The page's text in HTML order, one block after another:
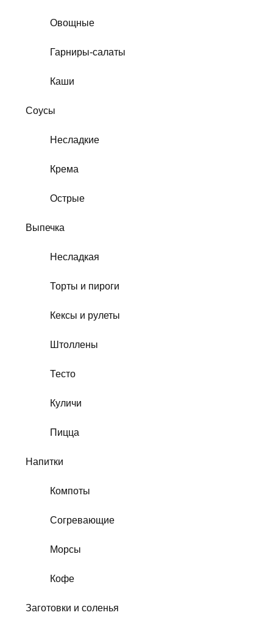
Овощные
Гарниры-салаты
Каши
Соусы
Несладкие
Крема
Острые
Выпечка
Несладкая
Торты и пироги
Кексы и рулеты
Штоллены
Тесто
Куличи
Пицца
Напитки
Компоты
Согревающие
Морсы
Кофе
Заготовки и соленья